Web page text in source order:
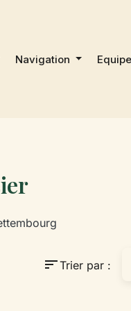
Navigation
sortTrier par :